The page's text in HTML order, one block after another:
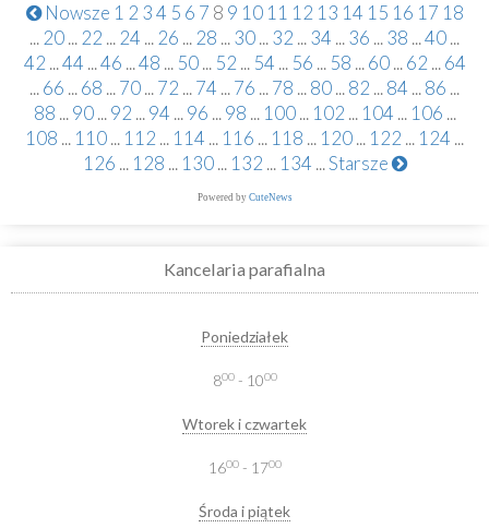
Nowsze 1 2 34 5 6 7 8 9 10 11 12 13 14 15 16 17 18
... 20... 22 ... 24 ... 26 ... 28 ...30...32 ...34 ...36 ...38 ...40...
42 ...44 ...46 ...48 ... 50 ... 52 ... 54 ... 56 ... 58 ... 60 ... 62 ... 64
...66 ...68 ...70...72 ...74 ...76 ...78 ...80...82 ...84 ...86 ...
88 ... 90 ... 92 ... 94 ... 96 ... 98 ... 100 ... 102 ... 104 ... 106 ...
108 ... 110... 112 ... 114 ... 116 ... 118 ... 120... 122 ... 124 ...
126 ... 128 ... 130 ... 132 ... 134 ...Starsze
Powered by CuteNews
Kancelaria parafialna
Poniedziałek
800- 1000
Wtorek i czwartek
1600- 1700
Środa i piątek